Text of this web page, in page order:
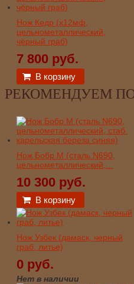
Нож Кедр (х12мф,
цельнометаллический,
чёрный граб)
7 800 руб.
В корзину
РЕКОМЕНДУЕМ
Нож Бобр М (сталь N690,
цельнометаллический,...
10 300 руб.
В корзину
Нож Узбек (дамаск, черный
граб, литье)
0 руб.
Нет в наличии